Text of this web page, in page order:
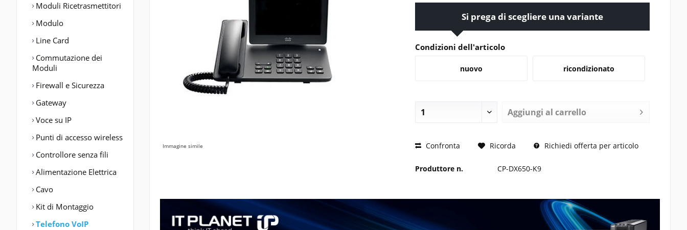
Moduli Ricetrasmettitori
Modulo
Line Card
Commutazione dei
Moduli
Firewall e Sicurezza
Gateway
Voce su IP
Punti di accesso wireless
Controllore senza fili
Alimentazione Elettrica
Cavo
Kit di Montaggio
Telefono VoIP
Immagine simile
Si prega di scegliere una variante
Condizioni dell'articolo
nuovo ricondizionato
Aggiungi al carrello
PREZZO RICHIESTO
Confronta Ricorda Richiedi offerta per articolo
Produttore n. CP-DX650-K9